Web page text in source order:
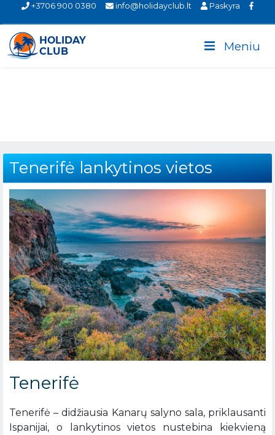
+3706 900 0380 info@holidayclub.lt Paskyra
Meniu
Tenerifė lankytinos vietos
Tenerifė
Tenerifė – didžiausia Kanarų salyno sala, priklausanti
Ispanijai, o lankytinos vietos nustebina kiekvieną